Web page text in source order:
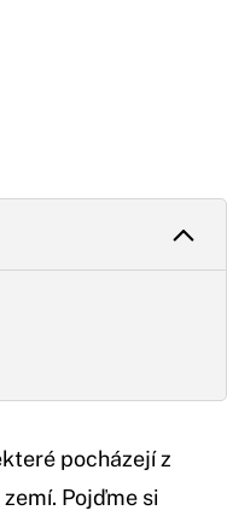
pocházejí z
Pojďme si